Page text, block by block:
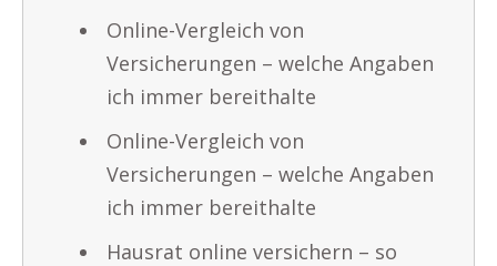
Online-Vergleich von
Versicherungen – welche Angaben
ich immer bereithalte
Online-Vergleich von
Versicherungen – welche Angaben
ich immer bereithalte
Hausrat online versichern – so